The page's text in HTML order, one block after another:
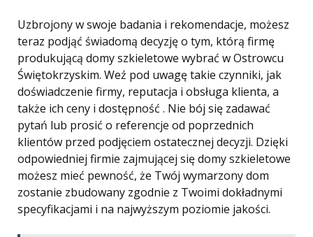
Uzbrojony w swoje badania i rekomendacje, możesz
teraz podjąć świadomą decyzję o tym, którą firmę
produkującą domy szkieletowe wybrać w Ostrowcu
Świętokrzyskim. Weź pod uwagę takie czynniki, jak
doświadczenie firmy, reputacja i obsługa klienta, a
także ich ceny i dostępność . Nie bój się zadawać
pytań lub prosić o referencje od poprzednich
klientów przed podjęciem ostatecznej decyzji. Dzięki
odpowiedniej firmie zajmującej się domy szkieletowe
możesz mieć pewność, że Twój wymarzony dom
zostanie zbudowany zgodnie z Twoimi dokładnymi
specyfikacjami i na najwyższym poziomie jakości.